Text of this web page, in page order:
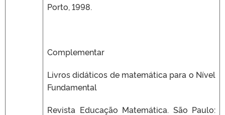
Porto, 1998.
Complementar
Livros didáticos de matemática para o Nível
Fundamental
Revista Educação Matemática. São Paulo: